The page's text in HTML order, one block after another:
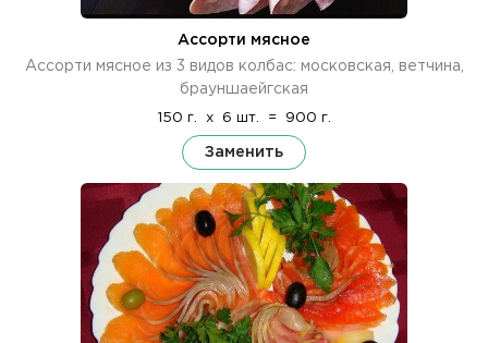
Ассорти мясное
Ассорти мясное из 3 видов колбас: московская, ветчина,
брауншаейгская
150 г. x 6 шт. = 900 г.
Заменить